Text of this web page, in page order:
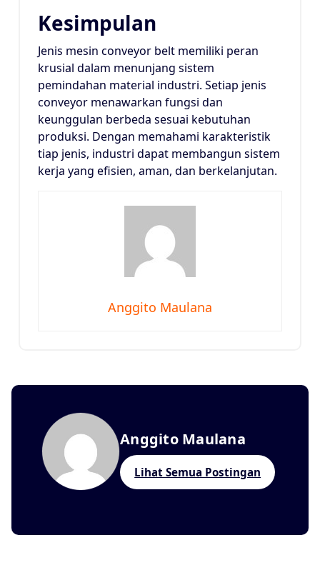
Kesimpulan
Jenis mesin conveyor belt memiliki peran
krusial dalam menunjang sistem
pemindahan material industri. Setiap jenis
conveyor menawarkan fungsi dan
keunggulan berbeda sesuai kebutuhan
produksi. Dengan memahami karakteristik
tiap jenis, industri dapat membangun sistem
kerja yang efisien, aman, dan berkelanjutan.
Anggito Maulana
Anggito Maulana
Lihat Semua Postingan